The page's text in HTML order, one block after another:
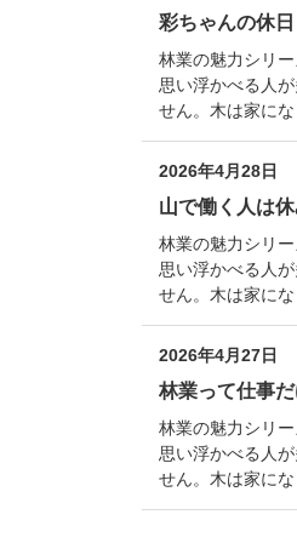
彩ちゃんの休
林業の魅力シリ
思い浮かべる人
せん。木は家に
2026年4月28日
山で働く人は
林業の魅力シリ
思い浮かべる人
せん。木は家に
2026年4月27日
林業って仕事
林業の魅力シリ
思い浮かべる人
せん。木は家に